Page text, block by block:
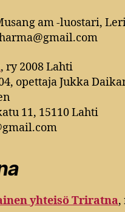
am -luostari,
, ry 2008 Lahti
opettaja Jukka
11, 15110 Lahti
yhteisö Triratna,